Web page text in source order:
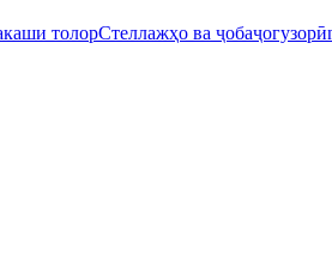
толорСтеллажҳо ва ҷобаҷогузорӣ